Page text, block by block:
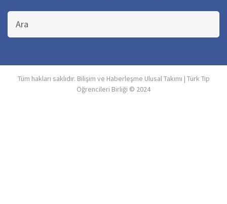
Bu
sitede
ara
Tüm hakları saklıdır. Bilişim ve Haberleşme Ulusal Takımı | Türk Tıp
Öğrencileri Birliği © 2024